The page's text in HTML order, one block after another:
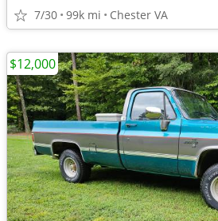
7/30 99k mi Chester VA
$12,000